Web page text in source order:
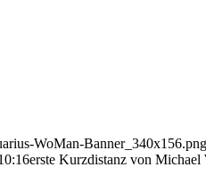
WoMan-Banner_340x156.png
erste Kurzdistanz von Michael